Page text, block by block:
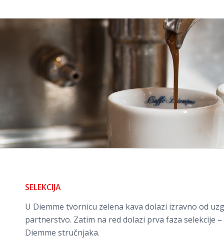
SELEKCIJA
U Diemme tvornicu zelena kava dolazi izravno od
partnerstvo. Zatim na red dolazi prva faza selekcije
Diemme stručnjaka.